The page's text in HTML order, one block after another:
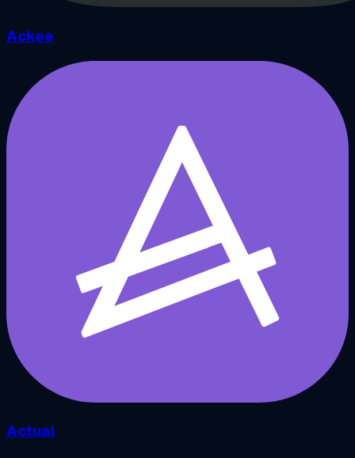
Ackee
Actual